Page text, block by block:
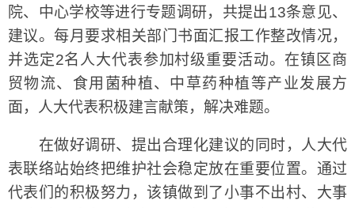
院、中心学校等进行专题调研，共提出13条意见、
建议。每月要求相关部门书面汇报工作整改情况，
并选定2名人大代表参加村级重要活动。在镇区商
贸物流、食用菌种植、中草药种植等产业发展方
面，人大代表积极建言献策，解决难题。
在做好调研、提出合理化建议的同时，人大代
表联络站始终把维护社会稳定放在重要位置。通过
代表们的积极努力，该镇做到了小事不出村、大事